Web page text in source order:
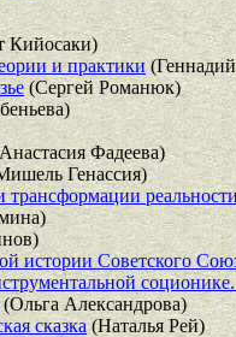
Кийосаки)
и практики
(Сергей Романюк)
Фадеева)
Генассия)
трансформации
истории Советского
(Ольга Александрова)
сказка(Наталья Рей)